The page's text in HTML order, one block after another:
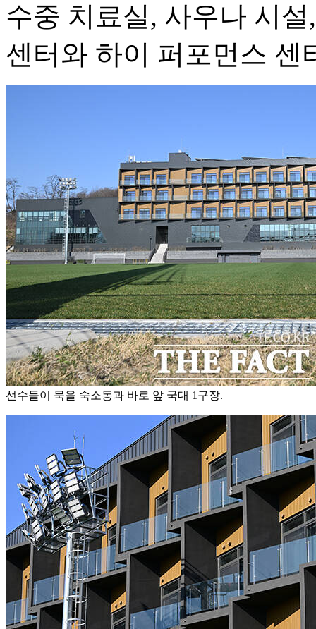
수중 치료실, 사우나 시
센터와 하이 퍼포먼스 센
선수들이 묵을 숙소동과 바로 앞 국대 1구장.